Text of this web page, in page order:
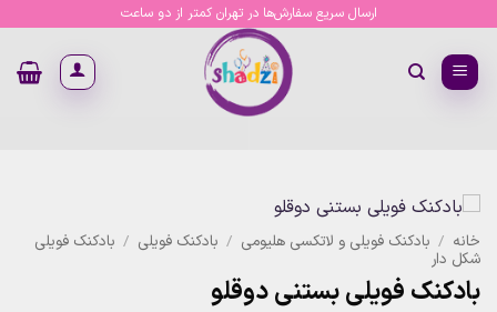
content
ارسال سریع سفارش‌ها در تهران کمتر از دو ساعت
خانه / بادکنک فویلی و لاتکسی هلیومی / بادکنک فویلی / بادکنک فویلی
شکل دار
بادکنک فویلی بستنی دوقلو